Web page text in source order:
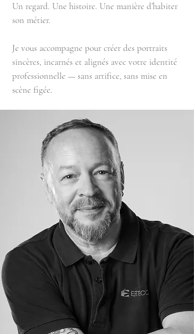
Un regard. Une histoire. Une manière d’habiter
son métier.
Je vous accompagne pour créer des portraits
sincères, incarnés et alignés avec votre identité
professionnelle — sans artifice, sans mise en
scène figée.